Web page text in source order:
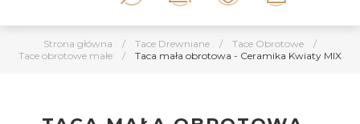
Strona główna / Tace Drewniane / Tace Obrotowe
/
Tace obrotowe małe
/ Taca mała obrotowa - Ceramika Kwiaty MIX